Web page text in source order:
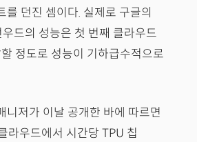
를 던진 셈이다. 실제로 구글의
드의 성능은 첫 번째 클라우드
정도로 성능이 기하급수적으로
니저가 이날 공개한 바에 따르면
라우드에서 시간당 TPU 칩